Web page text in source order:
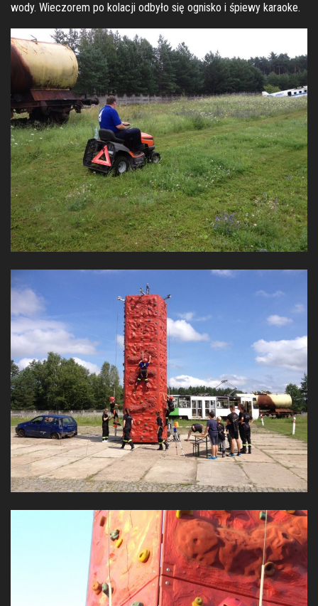
wody. Wieczorem po kolacji odbyło się ognisko i śpiewy karaoke.